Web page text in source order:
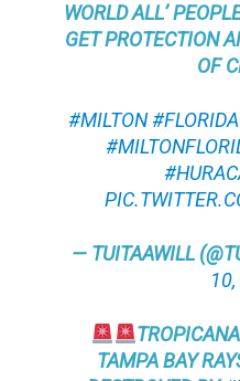
WORLD ALL’
GET PROTECTION
OF
#MILTON #FLORIDA
— TUITAAWILL
TAMPA BAY